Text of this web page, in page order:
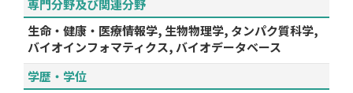
専門分野及び関連分野
生命・健康・医療情報学, 生物物理学, タンパク質科学,
バイオインフォマティクス, バイオデータベース
学歴・学位